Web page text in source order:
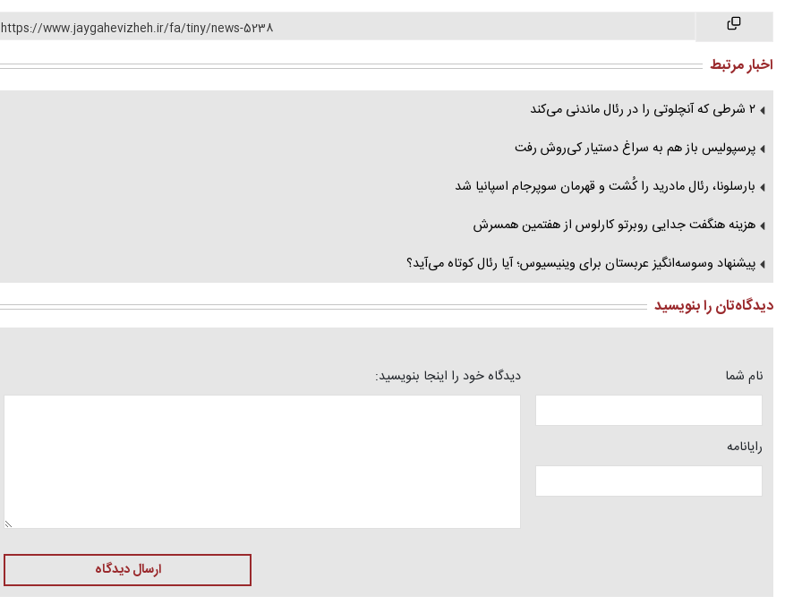
https://www.jaygahevizheh.ir/fa/tiny/news-5238
اخبار مرتبط
۲ شرطی که آنچلوتی را در رئال ماندنی می‌کند
پرسپولیس باز هم به سراغ دستیار کی‌روش رفت
بارسلونا، رئال مادرید را کُشت و قهرمان سوپرجام اسپانیا شد
هزینه هنگفت جدایی روبرتو کارلوس از هفتمین همسرش
پیشنهاد وسوسه‌انگیز عربستان برای وینیسیوس؛ آیا رئال کوتاه می‌آید؟
دیدگاه‌تان را بنویسید
نام شما
رایانامه
دیدگاه خود را اینجا بنویسید:
ارسال دیدگاه